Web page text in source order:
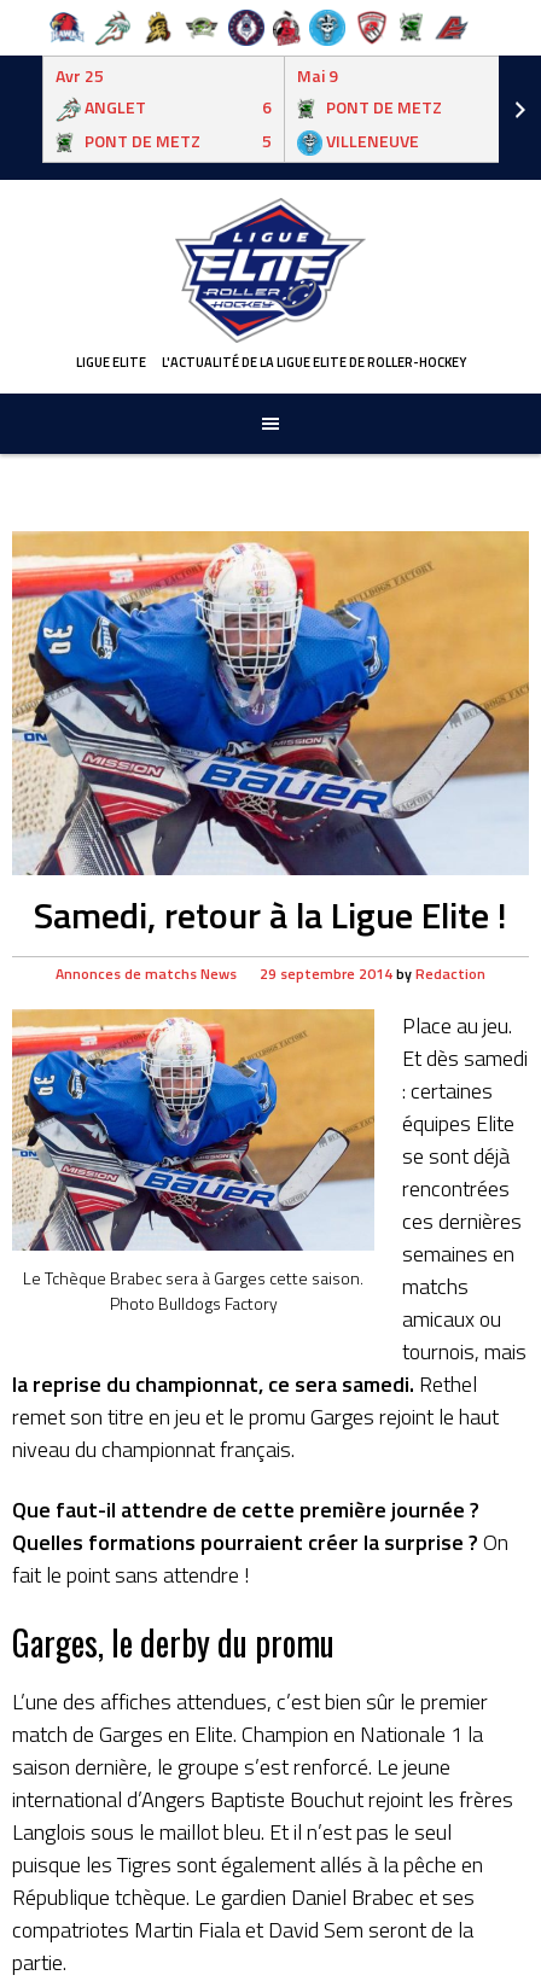
Avr 25
ANGLET
6
PONT DE METZ
5
Mai 9
PONT DE METZ
VILLENEUVE
LIGUE ELITE L'ACTUALITÉ DE LA LIGUE ELITE DE ROLLER-HOCKEY
Samedi, retour à la Ligue Elite !
Annonces de matchsNews 29 septembre 2014byRedaction
Le Tchèque Brabec sera à Garges cette saison.
Photo Bulldogs Factory
Place au jeu.
Et dès samedi
: certaines
équipes Elite
se sont déjà
rencontrées
ces dernières
semaines en
matchs
amicaux ou
tournois, mais
la reprise du championnat, ce sera samedi. Rethel
remet son titre en jeu et le promu Garges rejoint le haut
niveau du championnat français.
Que faut-il attendre de cette première journée ?
Quelles formations pourraient créer la surprise ?On
fait le point sans attendre !
Garges, le derby du promu
L’une des affiches attendues, c’est bien sûr lepremier
match de Garges en Elite. Champion en Nationale 1 la
saison dernière, le groupe s’est renforcé. Le jeune
international d’Angers Baptiste Bouchut rejoint les frères
Langlois sous le maillot bleu. Et il n’est pas le seul
puisque les Tigres sont également allés à la pêche en
République tchèque. Le gardien Daniel Brabec et ses
compatriotes Martin Fiala et David Sem seront de la
partie.